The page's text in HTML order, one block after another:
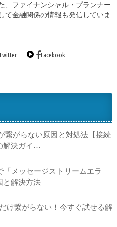
、ファイナンシャル・プランナー
て金融関係の情報も発信していま
Facebook
繋がらない原因と対処法【接続
解決ガイ…
「メッセージストリームエラ
と解決方法
け繋がらない！今すぐ試せる解